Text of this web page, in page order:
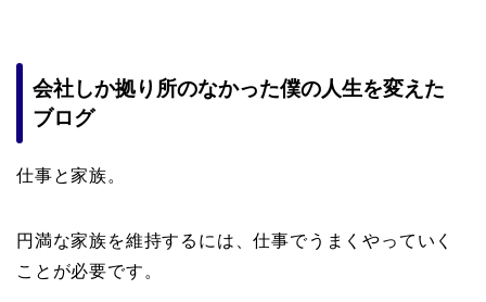
会社しか拠り所のなかった僕の人生を変えた
ブログ
仕事と家族。
円満な家族を維持するには、仕事でうまくやっていく
ことが必要です。